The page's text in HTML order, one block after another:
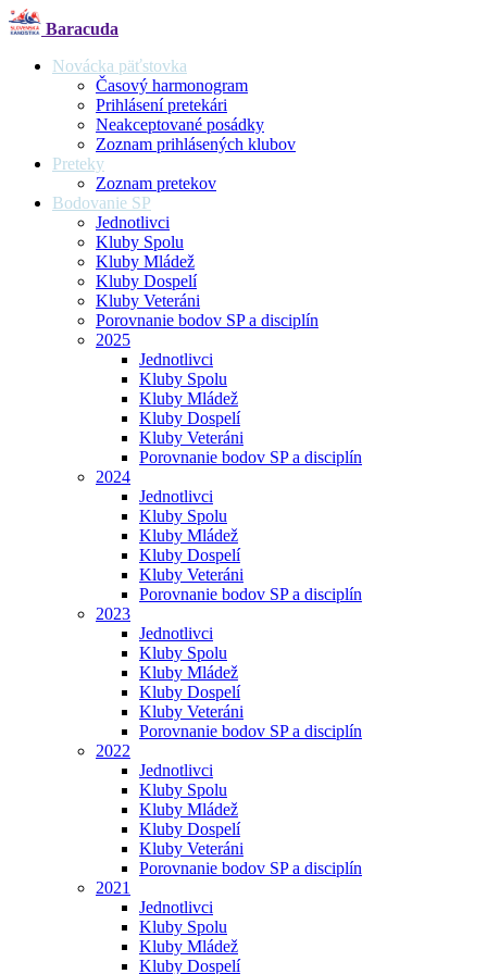
Baracuda
Novácka päťstovka
Časový harmonogram
Prihlásení pretekári
Neakceptované posádky
Zoznam prihlásených klubov
Preteky
Zoznam pretekov
Bodovanie SP
Jednotlivci
Kluby Spolu
Kluby Mládež
Kluby Dospelí
Kluby Veteráni
Porovnanie bodov SP a disciplín
2025
Jednotlivci
Kluby Spolu
Kluby Mládež
Kluby Dospelí
Kluby Veteráni
Porovnanie bodov SP a disciplín
2024
Jednotlivci
Kluby Spolu
Kluby Mládež
Kluby Dospelí
Kluby Veteráni
Porovnanie bodov SP a disciplín
2023
Jednotlivci
Kluby Spolu
Kluby Mládež
Kluby Dospelí
Kluby Veteráni
Porovnanie bodov SP a disciplín
2022
Jednotlivci
Kluby Spolu
Kluby Mládež
Kluby Dospelí
Kluby Veteráni
Porovnanie bodov SP a disciplín
2021
Jednotlivci
Kluby Spolu
Kluby Mládež
Kluby Dospelí